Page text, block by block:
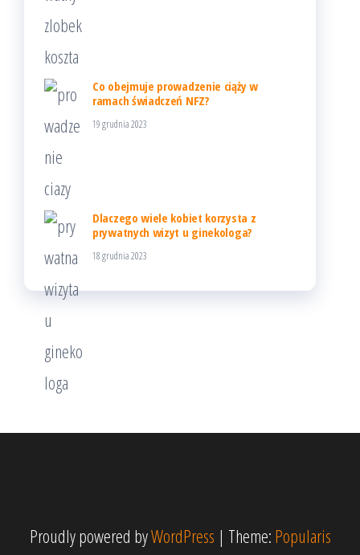
Co obejmuje prowadzenie ciąży w
ramach świadczeń NFZ?
19 grudnia 2023
Dlaczego wiele kobiet korzysta z
prywatnych wizyt u ginekologa?
18 grudnia 2023
Proudly powered byWordPress | Theme: Popularis